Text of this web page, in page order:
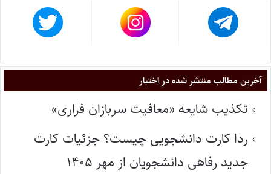
آخرین مطالب منتشر شده در اختبار
تکذیب شایعه «معافیت سربازان فراری»
ردا کارت دانشجویی چیست؟ جزئیات کارت
جدید رفاهی دانشجویان از مهر ۱۴۰۵